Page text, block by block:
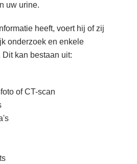
uw urine.
heeft, voert hij of zij
onderzoek en enkele
kan bestaan uit:
of CT-scan